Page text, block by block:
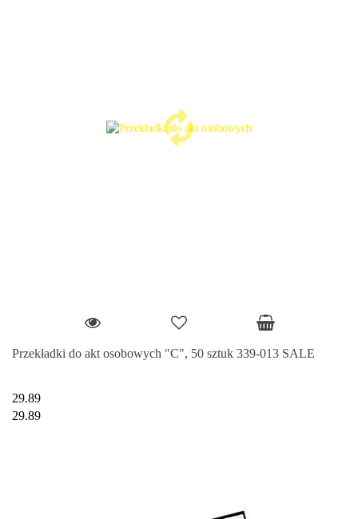
Przekładki do akt osobowych "C", 50 sztuk 339-013 SALE
29.89
29.89